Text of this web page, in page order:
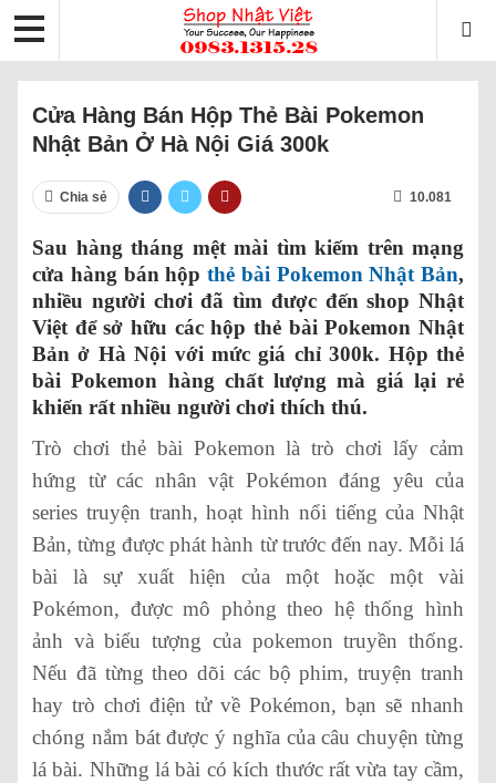
Cửa Hàng Bán Hộp Thẻ Bài Pokemon
Nhật Bản Ở Hà Nội Giá 300k
Chia sẻ 10.081
Sau hàng tháng mệt mài tìm kiếm trên mạng
cửa hàng bán hộp thẻ bài Pokemon Nhật Bản,
nhiều người chơi đã tìm được đến shop Nhật
Việt để sở hữu các hộp thẻ bài Pokemon Nhật
Bản ở Hà Nội với mức giá chỉ 300k. Hộp thẻ
bài Pokemon hàng chất lượng mà giá lại rẻ
khiến rất nhiều người chơi thích thú.
Trò chơi thẻ bài Pokemon là trò chơi lấy cảm
hứng từ các nhân vật Pokémon đáng yêu của
series truyện tranh, hoạt hình nổi tiếng của Nhật
Bản, từng được phát hành từ trước đến nay. Mỗi lá
bài là sự xuất hiện của một hoặc một vài
Pokémon, được mô phỏng theo hệ thống hình
ảnh và biểu tượng của pokemon truyền thống.
Nếu đã từng theo dõi các bộ phim, truyện tranh
hay trò chơi điện tử về Pokémon, bạn sẽ nhanh
chóng nắm bát được ý nghĩa của câu chuyện từng
lá bài. Những lá bài có kích thước rất vừa tay cầm,